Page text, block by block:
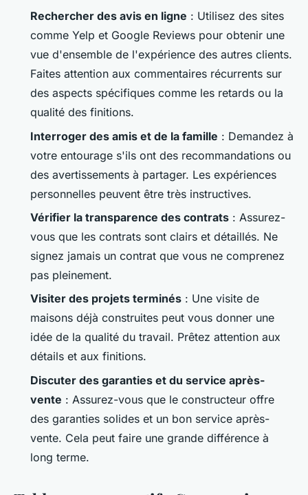
Rechercher des avis en ligne : Utilisez des sites
comme Yelp et Google Reviews pour obtenir une
vue d'ensemble de l'expérience des autres clients.
Faites attention aux commentaires récurrents sur
des aspects spécifiques comme les retards ou la
qualité des finitions.
Interroger des amis et de la famille : Demandez à
votre entourage s'ils ont des recommandations ou
des avertissements à partager. Les expériences
personnelles peuvent être très instructives.
Vérifier la transparence des contrats : Assurez-
vous que les contrats sont clairs et détaillés. Ne
signez jamais un contrat que vous ne comprenez
pas pleinement.
Visiter des projets terminés : Une visite de
maisons déjà construites peut vous donner une
idée de la qualité du travail. Prêtez attention aux
détails et aux finitions.
Discuter des garanties et du service après-
vente : Assurez-vous que le constructeur offre
des garanties solides et un bon service après-
vente. Cela peut faire une grande différence à
long terme.